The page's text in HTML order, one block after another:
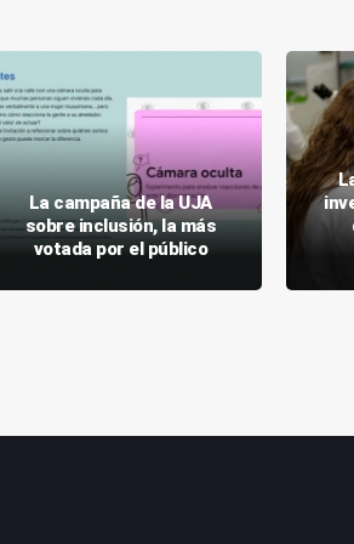
La campaña de la UJA
sobre inclusión, la más
votada por el público